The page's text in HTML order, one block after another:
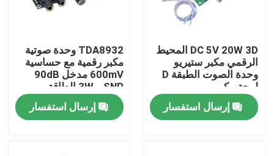
الصفحة الرئيسية
DC 5V 20W 3D المحيط
الرقمي مكبر ستيريو
وحدة الصوت الطبقة D
لوحة مكبر
إرسال استفسار
TDA8932 وحدة صوتية
مكبر رقمية مع حساسية
600mV مدخل 90dB
SNR و 3W الطاقة
الخارجة
إرسال استفسار